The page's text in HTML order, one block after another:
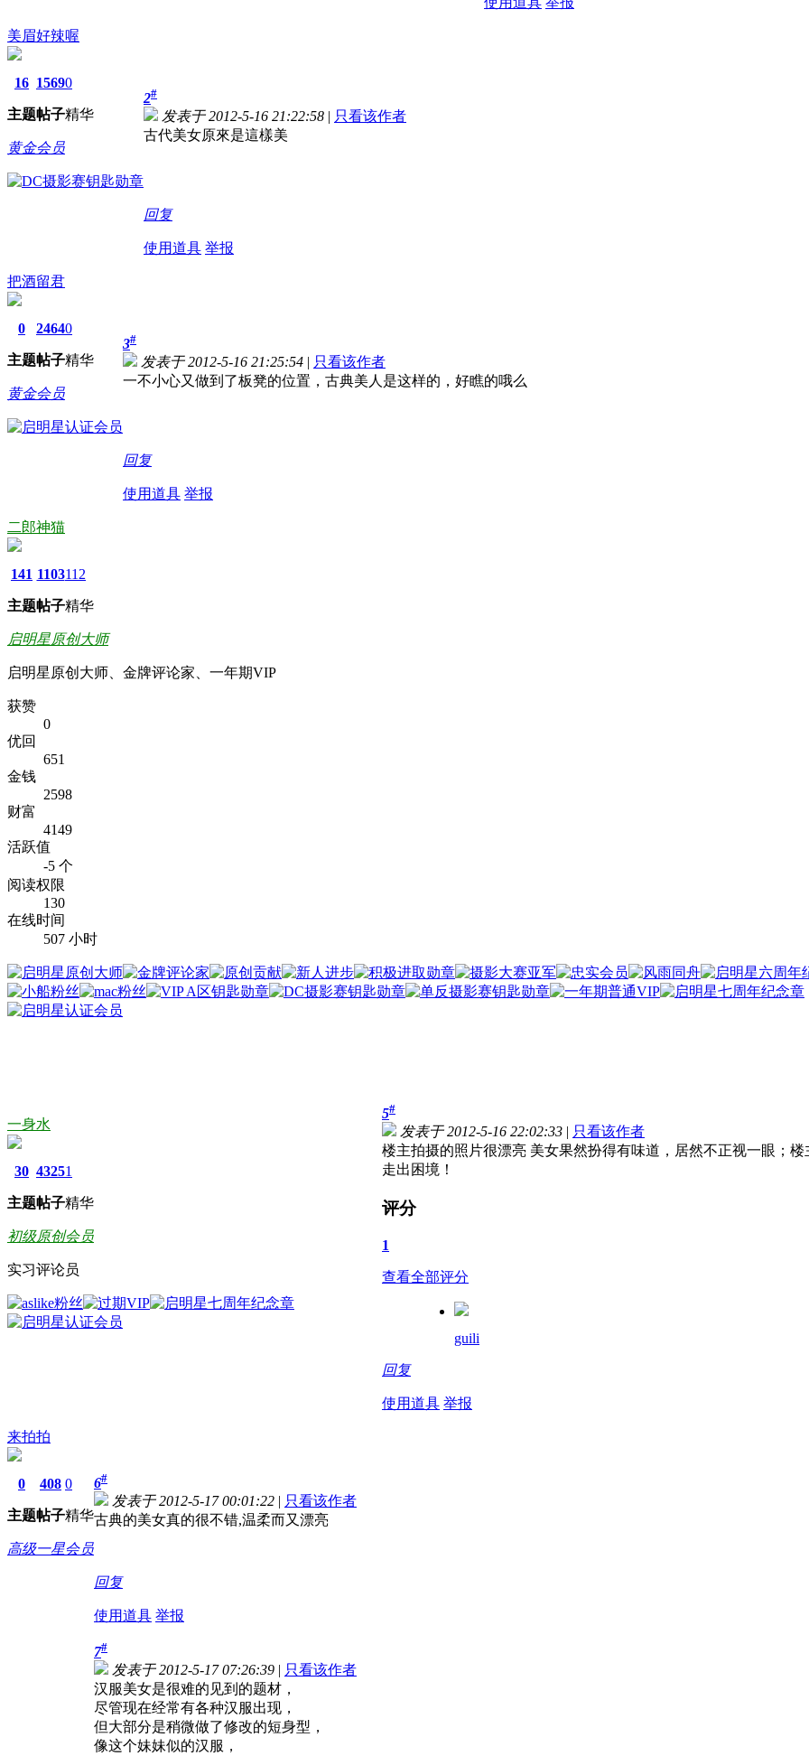
美眉好辣喔
16
主题
1569
帖子
0
精华
黄金会员
2#
发表于 2012-5-16 21:22:58 | 只看该作者
古代美女原來是這樣美
回复
使用道具 举报
把酒留君
0
主题
2464
帖子
0
精华
黄金会员
3#
发表于 2012-5-16 21:25:54 | 只看该作者
一不小心又做到了板凳的位置，古典美人是这样的，好瞧的哦么
回复
使用道具 举报
二郎神猫
141
主题
1103
帖子
112
精华
启明星原创大师
启明星原创大师、金牌评论家、一年期VIP
获赞
0
优回
651
金钱
2598
财富
4149
活跃值
-5 个
阅读权限
130
在线时间
507 小时
一身水
30
主题
4325
帖子
1
精华
初级原创会员
实习评论员
5#
发表于 2012-5-16 22:02:33 | 只看该作者
楼主拍摄的照片很漂亮 美女果然扮得有味道，居然不正视一眼；
走出困境！
评分
1
查看全部评分
guili
回复
使用道具 举报
来拍拍
0
主题
408
帖子
0
精华
高级一星会员
6#
发表于 2012-5-17 00:01:22 | 只看该作者
古典的美女真的很不错,温柔而又漂亮
回复
使用道具 举报
7#
发表于 2012-5-17 07:26:39 | 只看该作者
汉服美女是很难的见到的题材，
尽管现在经常有各种汉服出现，
但大部分是稍微做了修改的短身型，
像这个妹妹似的汉服，